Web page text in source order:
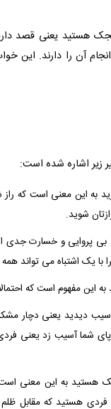
هستید یعنی قصد
آن را دارند. این
زیر اشاره شده است:
به این معنی است که
شوید.
بی پروایی و خسارت
یک اشتباه می تواند
به این مفهوم است که
دیدید یعنی دچار
شما آسیب زد یعنی
هستید به این معنی
هستید که مقابل